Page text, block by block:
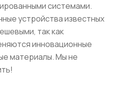
системами.
устройства известных
так как
инновационные
материалы. Мы не